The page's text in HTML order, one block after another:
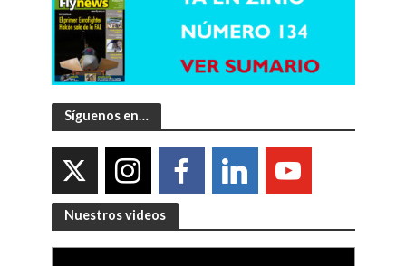
Síguenos en…
Nuestros videos